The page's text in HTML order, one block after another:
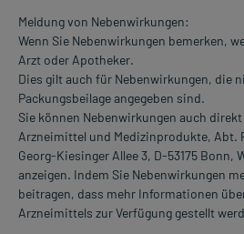
Meldung von Nebenwirkungen:
Wenn Sie Nebenwirkungen bemerken,
Arzt oder Apotheker.
Dies gilt auch für Nebenwirkungen, die
Packungsbeilage angegeben sind.
Sie können Nebenwirkungen auch
Arzneimittel und Medizinprodukte, Abt.
Georg-Kiesinger Allee 3, D-53175 Bonn,
anzeigen. Indem Sie Nebenwirkungen
beitragen, dass mehr Informationen
Arzneimittels zur Verfügung gestellt